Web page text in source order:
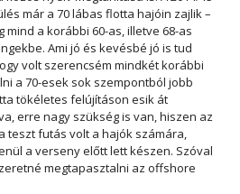
már a 70 lábas flotta hajóin zajlik –
a korábbi 60-as, illetve 68-as
Ami jó és kevésbé jó is tud
volt szerencsém mindkét korábbi
a 70-esek sok szempontból jobb
tökéletes felújításon esik át
erre nagy szükség is van, hiszen az
teszt futás volt a hajók számára,
a verseny előtt lett készen. Szóval
megtapasztalni az offshore